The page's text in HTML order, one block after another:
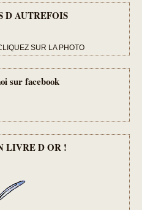
SUR LA PHOTO
sur facebook
LIVRE D OR !